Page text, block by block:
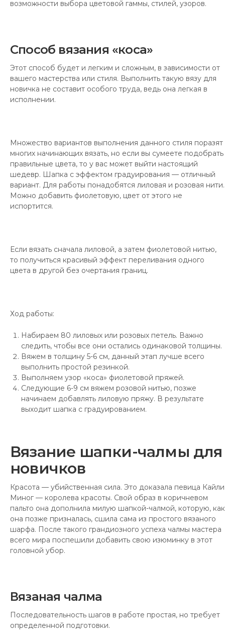
возможности выбора цветовой гаммы, стилей, узоров.
Способ вязания «коса»
Этот способ будет и легким и сложным, в зависимости от
вашего мастерства или стиля. Выполнить такую вязу для
новичка не составит особого труда, ведь она легкая в
исполнении.
Множество вариантов выполнения данного стиля поразят
многих начинающих вязать, но если вы сумеете подобрать
правильные цвета, то у вас может выйти настоящий
шедевр. Шапка с эффектом градуирования — отличный
вариант. Для работы понадобятся лиловая и розовая нити.
Можно добавить фиолетовую, цвет от этого не
испортится.
Если вязать сначала лиловой, а затем фиолетовой нитью,
то получиться красивый эффект переливания одного
цвета в другой без очертания границ.
Ход работы:
Набираем 80 лиловых или розовых петель. Важно
следить, чтобы все они остались одинаковой толщины.
Вяжем в толщину 5-6 см, данный этап лучше всего
выполнить простой резинкой.
Выполняем узор «коса» фиолетовой пряжей.
Следующие 6-9 см вяжем розовой нитью, позже
начинаем добавлять лиловую пряжу. В результате
выходит шапка с градуированием.
Вязание шапки-чалмы для
новичков
Красота — убийственная сила. Это доказала певица Кайли
Миног — королева красоты. Свой образ в коричневом
пальто она дополнила милую шапкой-чалмой, которую, как
она позже призналась, сшила сама из простого вязаного
шарфа. После такого грандиозного успеха чалмы мастера
всего мира поспешили добавить свою изюминку в этот
головной убор.
Вязаная чалма
Последовательность шагов в работе простая, но требует
определенной подготовки.